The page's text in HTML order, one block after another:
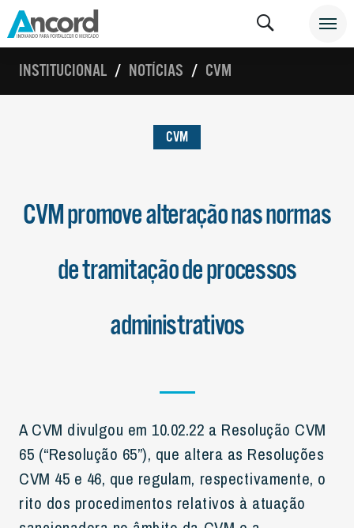
INSTITUCIONAL NOTÍCIAS CVM
CVM
CVM promove alteração nas normas
de tramitação de processos
administrativos
A CVM divulgou em 10.02.22 a Resolução CVM
65 (“Resolução 65”), que altera as Resoluções
CVM 45 e 46, que regulam, respectivamente, o
rito dos procedimentos relativos à atuação